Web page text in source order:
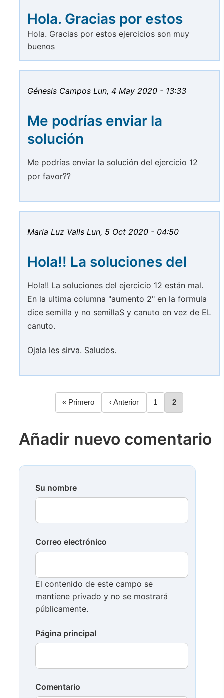
Hola. Gracias por estos
Hola. Gracias por estos ejercicios son muy
buenos
Génesis Campos Lun, 4 May 2020 - 13:33
Me podrías enviar la
solución
Me podrías enviar la solución del ejercicio 12
por favor??
Maria Luz Valls Lun, 5 Oct 2020 - 04:50
Hola!! La soluciones del
Hola!! La soluciones del ejercicio 12 están mal.
En la ultima columna "aumento 2" en la formula
dice semilla y no semillaS y canuto en vez de EL
canuto.
Ojala les sirva. Saludos.
Paginación
Primera
página
« Primero
Página
anterior
‹ Anterior Página
1 Página
2
Añadir nuevo comentario
Su nombre
Correo electrónico
El contenido de este campo se
mantiene privado y no se mostrará
públicamente.
Página principal
Comentario